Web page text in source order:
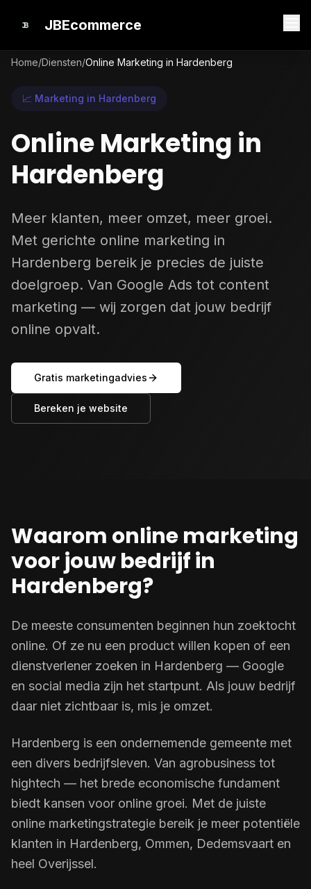
JBEcommerce
Home/Diensten/Online Marketing in Hardenberg
📈 Marketing in Hardenberg
Online Marketing in
Hardenberg
Meer klanten, meer omzet, meer groei.
Met gerichte online marketing in
Hardenberg bereik je precies de juiste
doelgroep. Van Google Ads tot content
marketing — wij zorgen dat jouw bedrijf
online opvalt.
Gratis marketingadvies
Bereken je website
Waarom online marketing
voor jouw bedrijf in
Hardenberg?
De meeste consumenten beginnen hun zoektocht
online. Of ze nu een product willen kopen of een
dienstverlener zoeken in Hardenberg — Google
en social media zijn het startpunt. Als jouw bedrijf
daar niet zichtbaar is, mis je omzet.
Hardenberg is een ondernemende gemeente met
een divers bedrijfsleven. Van agrobusiness tot
hightech — het brede economische fundament
biedt kansen voor online groei. Met de juiste
online marketingstrategie bereik je meer potentiële
klanten in Hardenberg, Ommen, Dedemsvaart en
heel Overijssel.